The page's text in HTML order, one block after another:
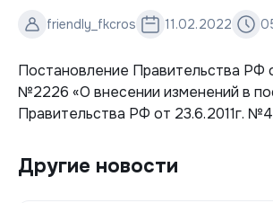
friendly_fkcros 11.02.2022
Постановление Правительства РФ
№2226 «О внесении изменений в
Правительства РФ от 23.6.2011г.
Другие новости